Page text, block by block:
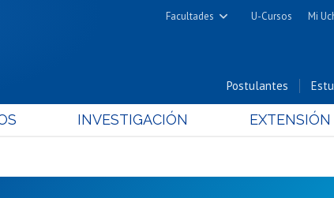
Facultades
Cs. Físicas y Matemáticas
Cs. Químicas y Farmacéuticas
U-Cursos Mi
Postulantes
INVESTIGACIÓN EXTENSIÓN